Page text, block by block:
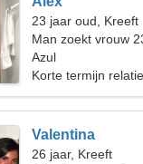
23 jaar oud, Kreeft
Man zoekt vrouw
Azul
Korte termijn relatie
Valentina
26 jaar, Kreeft